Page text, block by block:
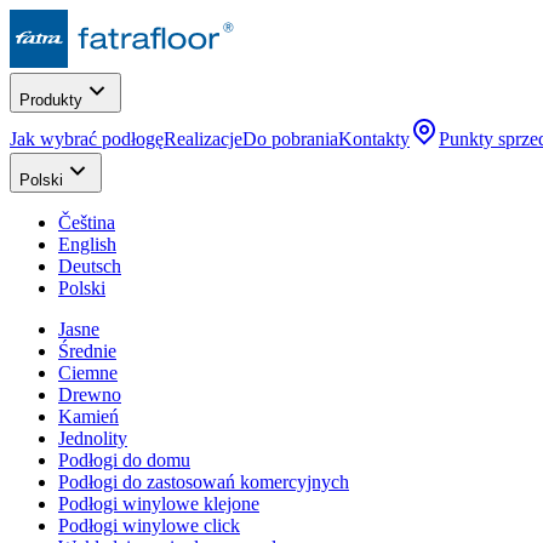
Produkty
Jak wybrać podłogęRealizacjeDo pobraniaKontakty Punkty
Polski
Čeština
English
Deutsch
Polski
Jasne
Średnie
Ciemne
Drewno
Kamień
Jednolity
Podłogi do domu
Podłogi do zastosowań komercyjnych
Podłogi winylowe klejone
Podłogi winylowe click